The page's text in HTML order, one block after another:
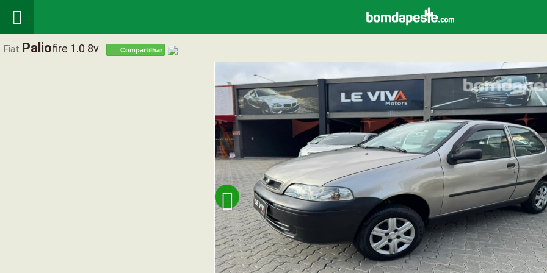

Fiat PalioFire 1.0 8v Compartilhar
